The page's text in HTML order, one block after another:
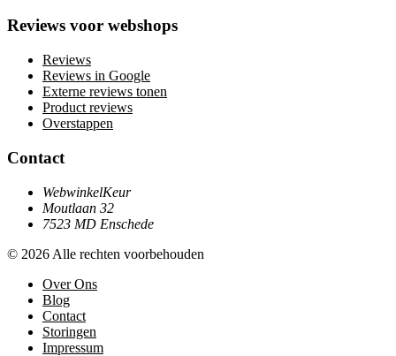
Reviews voor webshops
Reviews
Reviews in Google
Externe reviews tonen
Product reviews
Overstappen
Contact
WebwinkelKeur
Moutlaan 32
7523 MD Enschede
© 2026 Alle rechten voorbehouden
Over Ons
Blog
Contact
Storingen
Impressum